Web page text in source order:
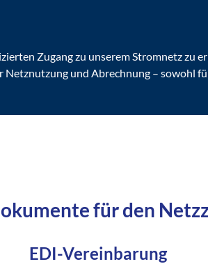
Zugang zu unserem Stromnetz zu
und Abrechnung – sowohl
für den
EDI-Vereinbarung